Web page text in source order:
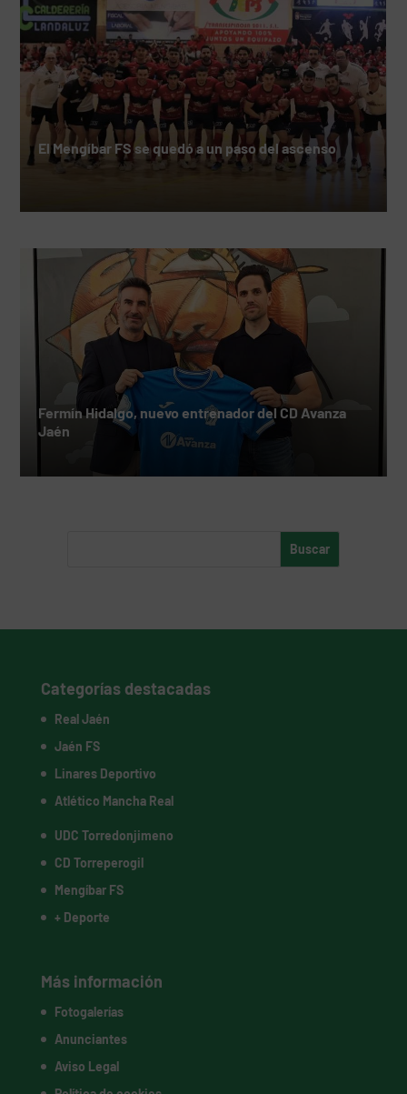
El Mengíbar FS se quedó a un paso del ascenso
Fermín Hidalgo, nuevo entrenador del CD Avanza
Jaén
Categorías destacadas
Real Jaén
Jaén FS
Linares Deportivo
Atlético Mancha Real
UDC Torredonjimeno
CD Torreperogil
Mengíbar FS
+ Deporte
Más información
Fotogalerías
Anunciantes
Aviso Legal